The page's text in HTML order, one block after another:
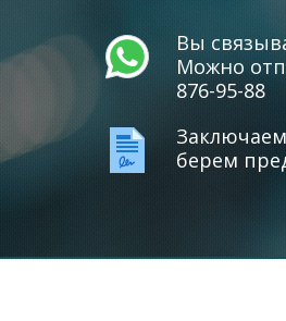
Вы
Можно
876-95-88
берем